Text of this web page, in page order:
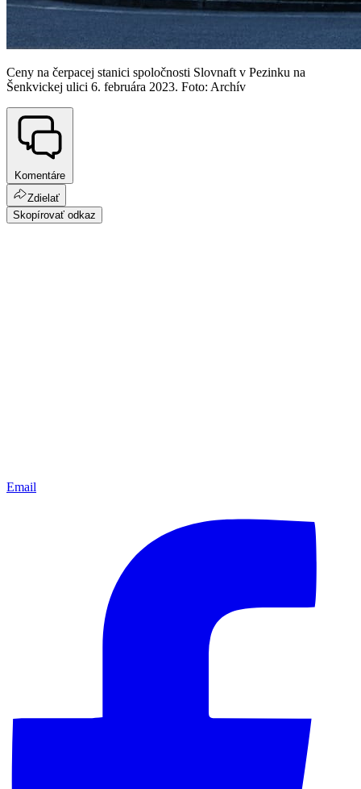
Ceny na čerpacej stanici spoločnosti Slovnaft v Pezinku na
Šenkvickej ulici 6. februára 2023. Foto: Archív
Komentáre
Zdielať
Skopírovať odkaz
Email